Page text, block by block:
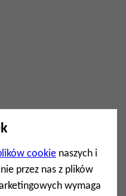
cookie naszych i
przez nas z plików
wymaga